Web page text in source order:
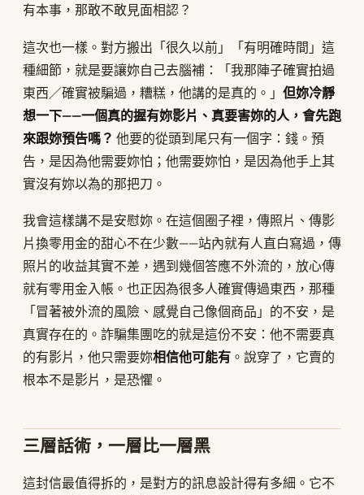
有本事，那敢不敢見面相認？
這次也一樣。對方搬出「很久以前」「有明確時間」這
種細節，就是要讓妳自己去腦補：「我那陣子確實拍過
東西／確實被騙過，糟糕，他講的是真的。」 但妳冷靜
想一下——一個真的握有妳影片、真要害妳的人，會先跑
來跟妳預告嗎？ 他要的從頭到尾只有一個字：錢。預
告，是因為他需要妳怕；他需要妳怕，是因為他手上其
實沒有妳以為的那把刀。
我會這樣講不是安慰妳。在這個圈子裡，傳照片、傳影
片換零用金的甜心不在少數——站內就有人直白寫過，傳
照片的收益其實不差，遇到幾個答應不外流的，放心傳
就有零用金入帳。也正因為很多人確實傳過東西，那種
「冒著被外流的風險、感覺自己像個商品」的不安，是
真實存在的。詐騙集團吃的就是這份不安：他不需要真
的有影片，他只需要妳相信他可能有 。說穿了，它賣的
根本不是影片，是恐懼。
三層話術，一層比一層黑
這封信最值得拆的，是對方的訊息設計得有多細。它不